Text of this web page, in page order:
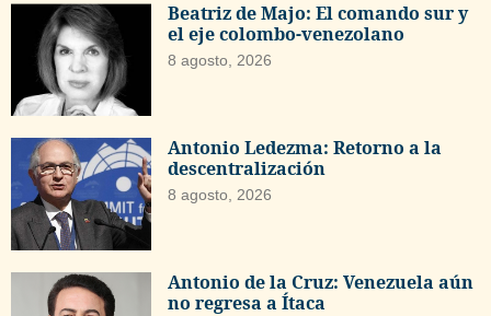
Beatriz de Majo: El comando sur y
el eje colombo-venezolano
8 agosto, 2026
Antonio Ledezma: Retorno a la
descentralización
8 agosto, 2026
Antonio de la Cruz: Venezuela aún
no regresa a Ítaca